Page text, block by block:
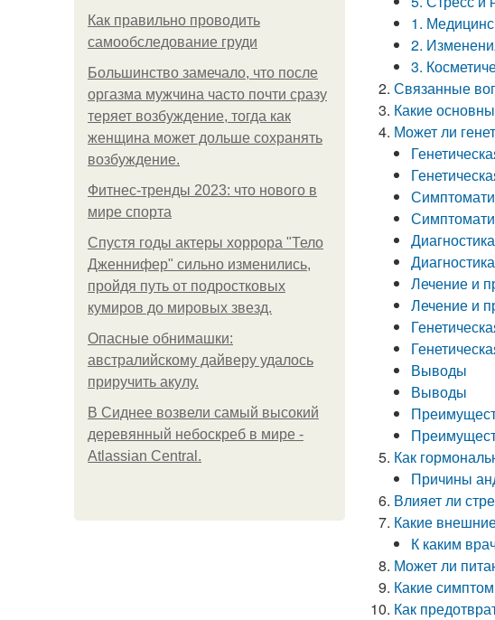
Как правильно проводить
самообследование груди
Большинство замечало, что после
оргазма мужчина часто почти сразу
теряет возбуждение, тогда как
женщина может дольше сохранять
возбуждение.
Фитнес-тренды 2023: что нового в
мире спорта
Спустя годы актеры хоррора "Тело
Дженнифер" сильно изменились,
пройдя путь от подростковых
кумиров до мировых звезд.
Опасные обнимашки:
австралийскому дайверу удалось
приручить акулу.
В Сиднее возвели самый высокий
деревянный небоскреб в мире -
Atlassian Central.
1.
2.
3.
Связанные
Какие
Может ли
Диагностика
Диагностика
Лечение и
Лечение и
Выводы
Выводы
Как
Причины
Влияет ли
Какие
К каким
Может ли
Какие
Как